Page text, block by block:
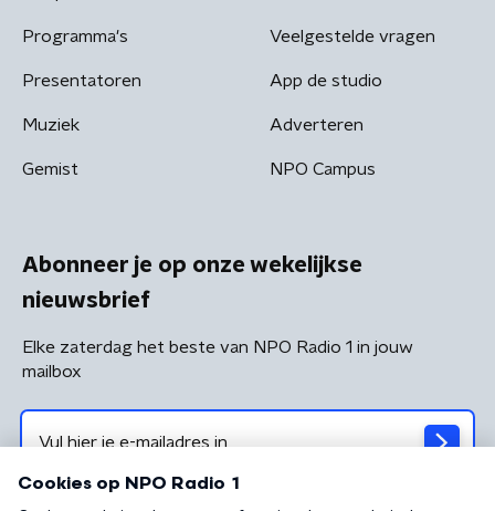
Programma's
Presentatoren
Muziek
Gemist
Veelgestelde vragen
App de studio
Adverteren
NPO Campus
Abonneer je op onze wekelijkse
nieuwsbrief
Elke zaterdag het beste van NPO Radio 1 in jouw
mailbox